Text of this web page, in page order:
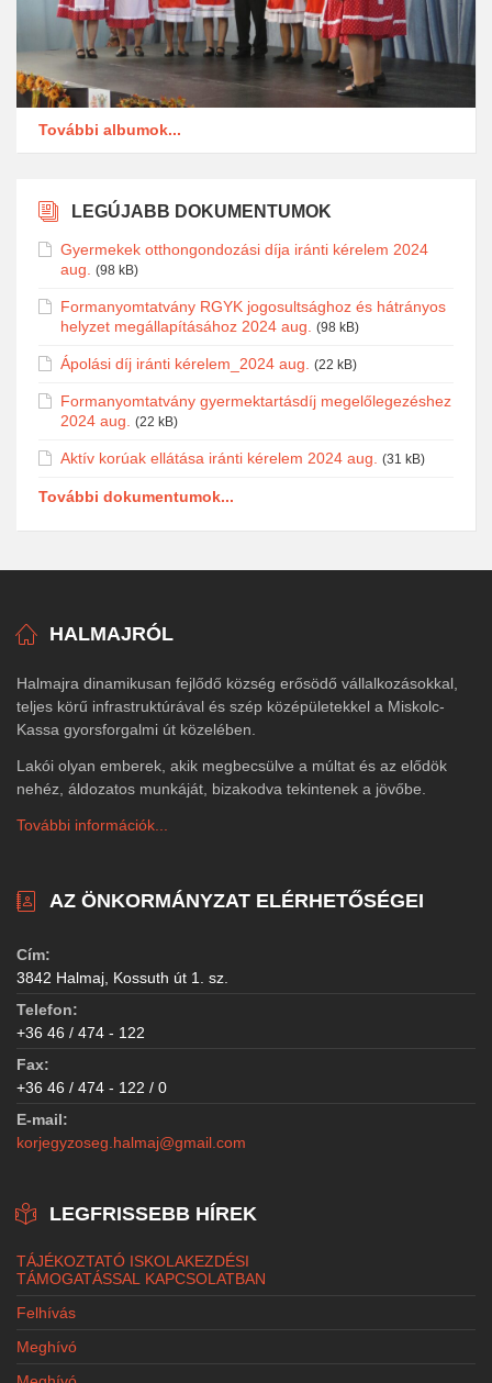
További albumok...
LEGÚJABB DOKUMENTUMOK
Gyermekek otthongondozási díja iránti kérelem 2024
aug.
(98 kB)
Formanyomtatvány RGYK jogosultsághoz és hátrányos
helyzet megállapításához 2024 aug.
(98 kB)
Ápolási díj iránti kérelem_2024 aug. (22 kB)
Formanyomtatvány gyermektartásdíj megelőlegezéshez
2024 aug.
(22 kB)
Aktív korúak ellátása iránti kérelem 2024 aug. (31 kB)
További dokumentumok...
HALMAJRÓL
Halmajra dinamikusan fejlődő község erősödő vállalkozásokkal,
teljes körű infrastruktúrával és szép középületekkel a Miskolc-
Kassa gyorsforgalmi út közelében.
Lakói olyan emberek, akik megbecsülve a múltat és az elődök
nehéz, áldozatos munkáját, bizakodva tekintenek a jövőbe.
További információk...
AZ ÖNKORMÁNYZAT ELÉRHETŐSÉGEI
Cím:
3842 Halmaj, Kossuth út 1. sz.
Telefon:
+36 46 / 474 - 122
Fax:
+36 46 / 474 - 122 / 0
E-mail:
korjegyzoseg.halmaj@gmail.com
LEGFRISSEBB HÍREK
TÁJÉKOZTATÓ ISKOLAKEZDÉSI
TÁMOGATÁSSAL KAPCSOLATBAN
Felhívás
Meghívó